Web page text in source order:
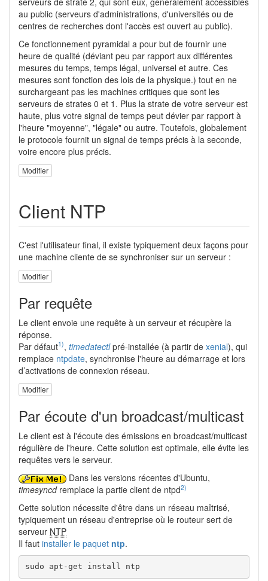
au public (serveurs d'administrations, d'universités ou de
centres de recherches dont l'accès est ouvert au public).
Ce fonctionnement pyramidal a pour but de fournir une
heure de qualité (déviant peu par rapport aux différentes
mesures du temps, temps légal, universel et autre. Ces
mesures sont fonction des lois de la physique.) tout en ne
surchargeant pas les machines critiques que sont les
serveurs de strates 0 et 1. Plus la strate de votre serveur est
haute, plus votre signal de temps peut dévier par rapport à
l'heure "moyenne", "légale" ou autre. Toutefois, globalement
le protocole fournit un signal de temps précis à la seconde,
voire encore plus précis.
Modifier
Client NTP
C'est l'utilisateur final, il existe typiquement deux façons pour
une machine cliente de se synchroniser sur un serveur :
Modifier
Par requête
Le client envoie une requête à un serveur et récupère la
réponse.
Par défaut1), timedatectlpré-installée (à partir de xenial), qui
remplace ntpdate, synchronise l'heure au démarrage et lors
d’activations de connexion réseau.
Modifier
Par écoute d'un broadcast/multicast
Le client est à l'écoute des émissions en broadcast/multicast
régulière de l'heure. Cette solution est optimale, elle évite les
requêtes vers le serveur.
Dans les versions récentes d'Ubuntu,
timesyncdremplace la partie client de ntpd2)
Cette solution nécessite d'être dans un réseau maîtrisé,
typiquement un réseau d'entreprise où le routeur sert de
serveur NTP
Il faut installer le paquet ntp.
sudo apt-get install ntp